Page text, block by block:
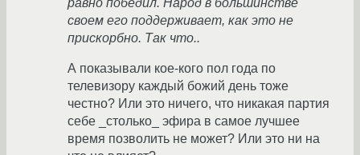
равно победил. Народ в большинстве
своем его поддерживает, как это не
прискорбно. Так что..
А показывали кое-кого пол года по
телевизору каждый божий день тоже
честно? Или это ничего, что никакая партия
себе _столько_ эфира в самое лучшее
время позволить не может? Или это ни на